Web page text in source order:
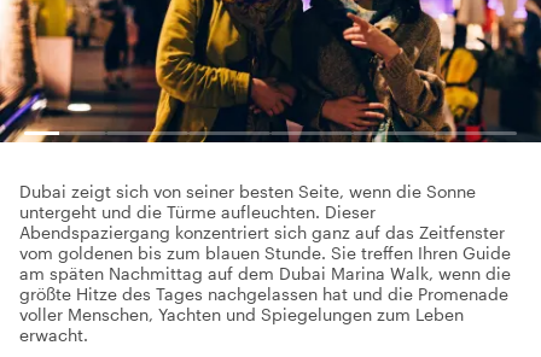
Dubai zeigt sich von seiner besten Seite, wenn die Sonne
untergeht und die Türme aufleuchten. Dieser
Abendspaziergang konzentriert sich ganz auf das Zeitfenster
vom goldenen bis zum blauen Stunde. Sie treffen Ihren Guide
am späten Nachmittag auf dem Dubai Marina Walk, wenn die
größte Hitze des Tages nachgelassen hat und die Promenade
voller Menschen, Yachten und Spiegelungen zum Leben
erwacht.